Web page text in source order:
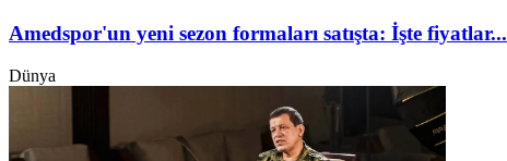
Amedspor'un yeni sezon formaları satışta: İşte fiyatlar...
Dünya